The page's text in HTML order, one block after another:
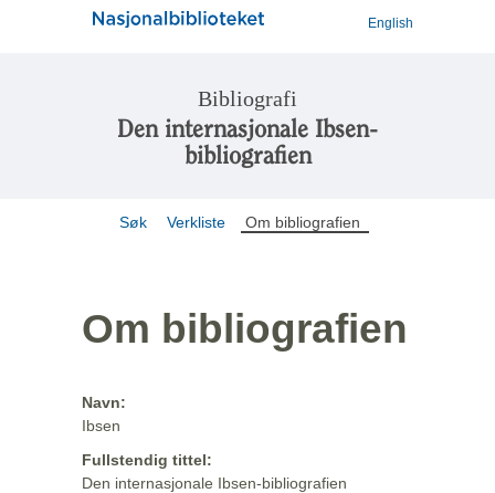
English
Bibliografi
Den internasjonale Ibsen-
bibliografien
Søk Verkliste Om bibliografien
Om bibliografien
Navn:
Ibsen
Fullstendig tittel:
Den internasjonale Ibsen-bibliografien